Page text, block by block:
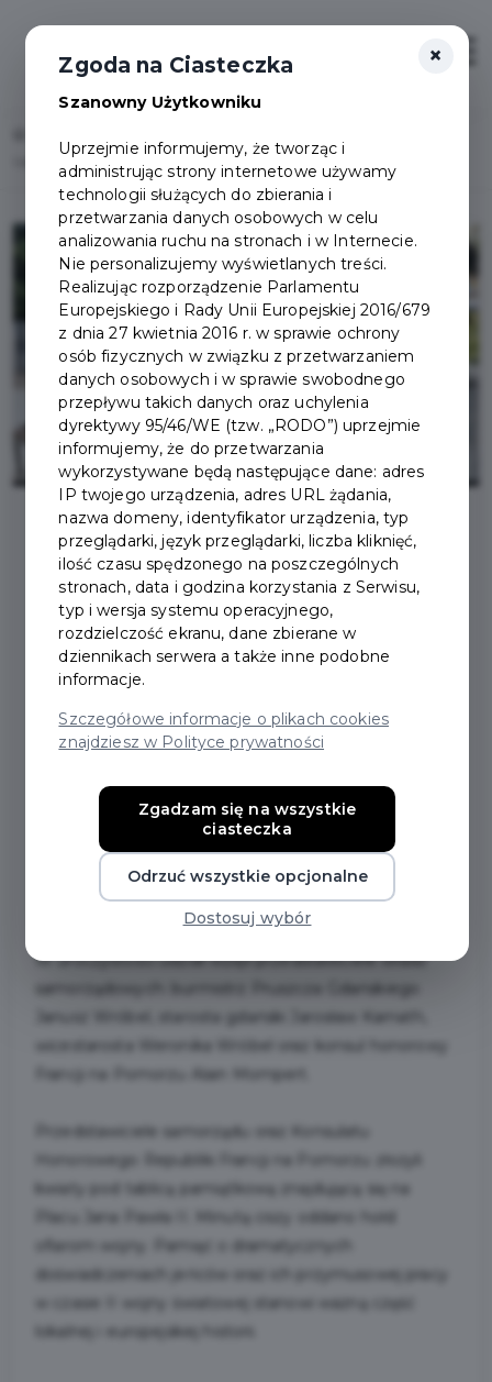
Upamiętnienie francuskich jeńców wojennych na Placu Jana Pawła II
2026-07-08
UPAMIĘTNIENIE
FRANCUSKICH JEŃCÓW
WOJENNYCH NA PLACU
JANA PAWŁA II
W środę, 8 lipca, w Pruszczu Gdańskim upamiętniono
francuskich jeńców wojennych, którzy w latach 1940–
1945 pracowali jako robotnicy przymusowi na terenie
dzisiejszego Powiatu Gdańskiego.
W uroczystości udział wzięli przedstawiciele władz
Janusz Wróbel, starosta gdański Jarosław Karnath,
wicestarosta Weronika Wróbel oraz konsul honorowy
Francji na Pomorzu Alain Mompert.
Przedstawiciele samorządu oraz Konsulatu
Honorowego Republiki Francji na Pomorzu złożyli
kwiaty pod tablicą pamiątkową znajdującą się na
Placu Jana Pawła II. Minutą ciszy oddano hołd
ofiarom wojny. Pamięć o dramatycznych
doświadczeniach jeńców oraz ich przymusowej pracy
w czasie II wojny światowej stanowi ważną część
lokalnej i europejskiej historii.
×
Zgoda na Ciasteczka
Szanowny Użytkowniku
Uprzejmie informujemy, że tworząc i
administrując strony internetowe używamy
technologii służących do zbierania i
przetwarzania danych osobowych w celu
analizowania ruchu na stronach i w Internecie.
Nie personalizujemy wyświetlanych treści.
Realizując rozporządzenie Parlamentu
Europejskiego i Rady Unii Europejskiej 2016/679
z dnia 27 kwietnia 2016 r. w sprawie ochrony
osób fizycznych w związku z przetwarzaniem
danych osobowych i w sprawie swobodnego
przepływu takich danych oraz uchylenia
dyrektywy 95/46/WE (tzw. „RODO”) uprzejmie
informujemy, że do przetwarzania
wykorzystywane będą następujące dane: adres
IP twojego urządzenia, adres URL żądania,
nazwa domeny, identyfikator urządzenia, typ
przeglądarki, język przeglądarki, liczba kliknięć,
ilość czasu spędzonego na poszczególnych
stronach, data i godzina korzystania z Serwisu,
typ i wersja systemu operacyjnego,
rozdzielczość ekranu, dane zbierane w
dziennikach serwera a także inne podobne
informacje.
Szczegółowe informacje o plikach cookies
znajdziesz w Polityce prywatności
Zgadzam się na wszystkie
ciasteczka
Odrzuć wszystkie opcjonalne
Dostosuj wybór